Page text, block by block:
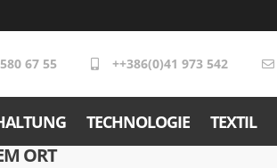
67 55 ++386(0)41 973 542
TECHNOLOGIE TEXTIL
ORT